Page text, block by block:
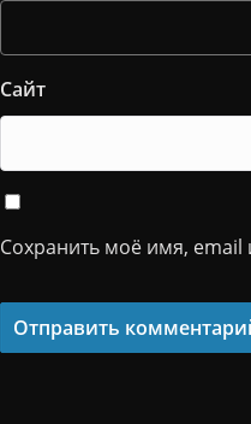
Сайт
Сохранить моё имя, email